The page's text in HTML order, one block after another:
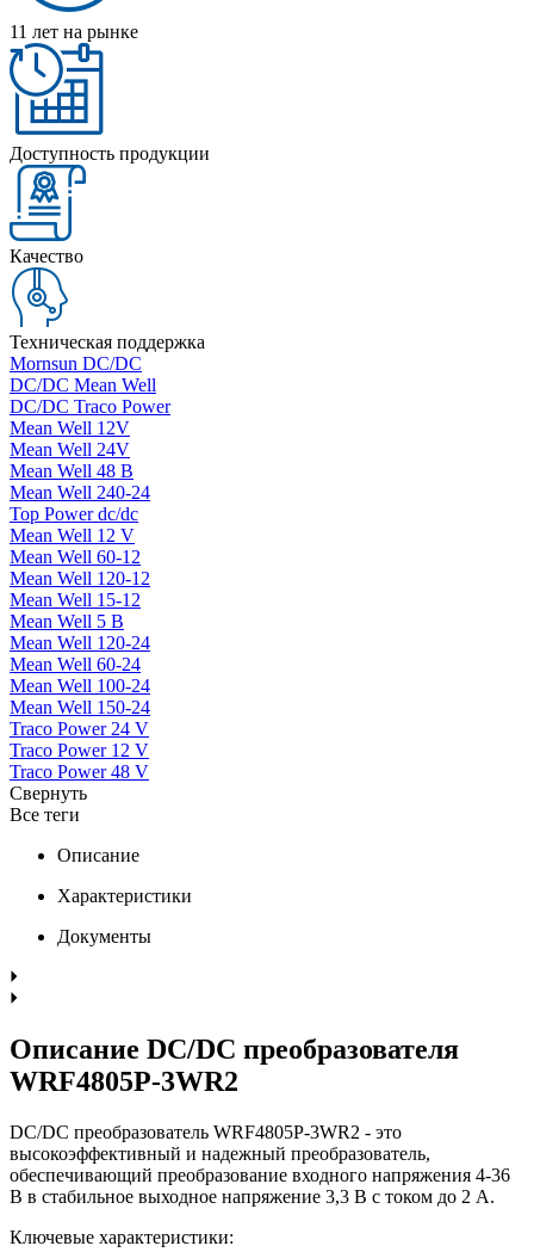
11 лет на рынке
Доступность продукции
Качество
Техническая поддержка
Mornsun DC/DC
DC/DC Mean Well
DC/DC Traco Power
Mean Well 12V
Mean Well 24V
Mean Well 48 В
Mean Well 240-24
Top Power dc/dc
Mean Well 12 V
Mean Well 60-12
Mean Well 120-12
Mean Well 15-12
Mean Well 5 В
Mean Well 120-24
Mean Well 60-24
Mean Well 100-24
Mean Well 150-24
Traco Power 24 V
Traco Power 12 V
Traco Power 48 V
Свернуть
Все теги
Описание
Характеристики
Документы
Описание DC/DC преобразователя
WRF4805P-3WR2
DC/DC преобразователь WRF4805P-3WR2 - это
высокоэффективный и надежный преобразователь,
обеспечивающий преобразование входного напряжения 4-36
В в стабильное выходное напряжение 3,3 В с током до 2 А.
Ключевые характеристики: